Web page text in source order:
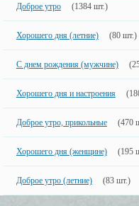
Доброе утро (1384 шт.)
Хорошего дня (летние) (80 шт.)
С днем рождения (мужчине)
Хорошего дня и настроения
Доброе утро, прикольные (470
Хорошего дня (женщине) (195
Доброе утро (летние) (83 шт.)